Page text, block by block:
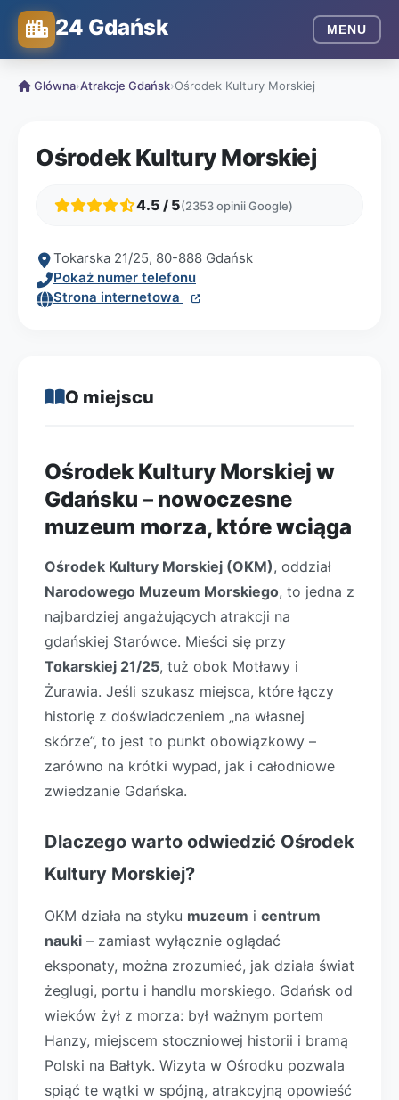
24 Gdańsk MENU
Główna›Atrakcje Gdańsk›Ośrodek Kultury Morskiej
Ośrodek Kultury Morskiej
4.5 / 5(2353 opinii Google)
Tokarska 21/25, 80-888 Gdańsk
Pokaż numer telefonu
Strona internetowa
O miejscu
Ośrodek Kultury Morskiej w
Gdańsku – nowoczesne
muzeum morza, które wciąga
Ośrodek Kultury Morskiej (OKM), oddział
Narodowego Muzeum Morskiego, to jedna z
najbardziej angażujących atrakcji na
gdańskiej Starówce. Mieści się przy
Tokarskiej 21/25, tuż obok Motławy i
Żurawia. Jeśli szukasz miejsca, które łączy
historię z doświadczeniem „na własnej
skórze”, to jest to punkt obowiązkowy –
zarówno na krótki wypad, jak i całodniowe
zwiedzanie Gdańska.
Dlaczego warto odwiedzić Ośrodek
Kultury Morskiej?
OKM działa na styku muzeum i centrum
nauki – zamiast wyłącznie oglądać
eksponaty, można zrozumieć, jak działa świat
żeglugi, portu i handlu morskiego. Gdańsk od
wieków żył z morza: był ważnym portem
Hanzy, miejscem stoczniowej historii i bramą
Polski na Bałtyk. Wizyta w Ośrodku pozwala
spiąć te wątki w spójną, atrakcyjną opowieść